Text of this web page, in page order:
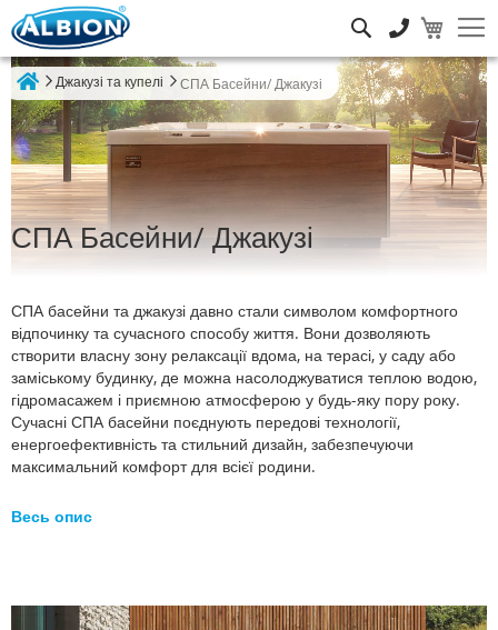
Джакузі та купелі СПА Басейни/ Джакузі
СПА Басейни/ Джакузі
СПА басейни та джакузі давно стали символом комфортного
відпочинку та сучасного способу життя. Вони дозволяють
створити власну зону релаксації вдома, на терасі, у саду або
заміському будинку, де можна насолоджуватися теплою водою,
гідромасажем і приємною атмосферою у будь-яку пору року.
Сучасні СПА басейни поєднують передові технології,
енергоефективність та стильний дизайн, забезпечуючи
максимальний комфорт для всієї родини.
Весь опис